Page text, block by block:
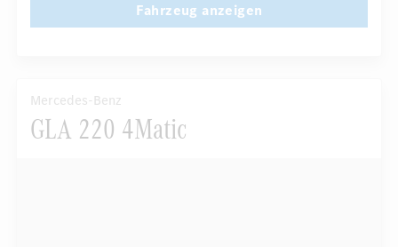
Fahrzeug anzeigen
Mercedes-Benz
GLA 220 4Matic